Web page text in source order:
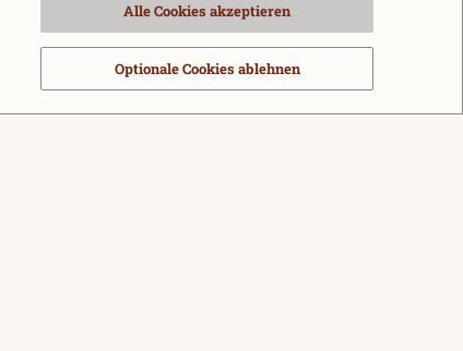
Alle Cookies akzeptieren
Optionale Cookies ablehnen